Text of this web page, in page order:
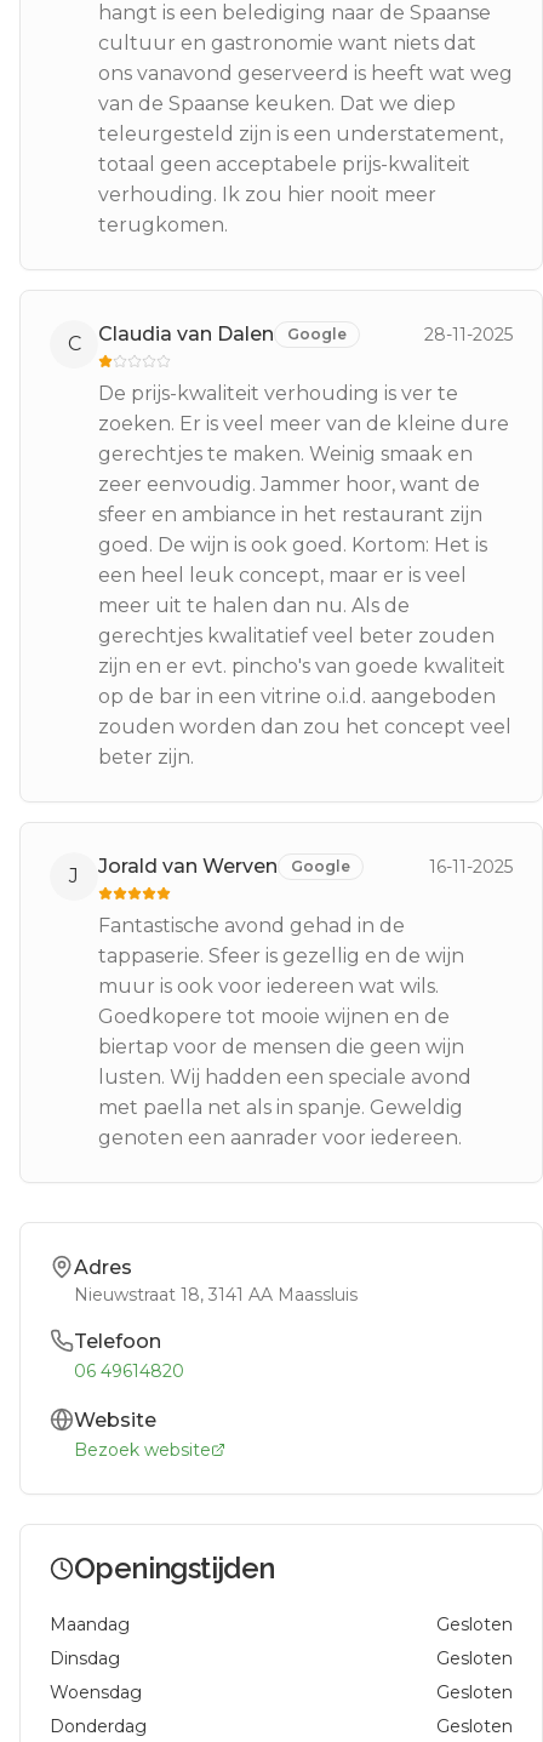
hangt is een belediging naar de Spaanse
cultuur en gastronomie want niets dat
ons vanavond geserveerd is heeft wat weg
van de Spaanse keuken. Dat we diep
teleurgesteld zijn is een understatement,
totaal geen acceptabele prijs-kwaliteit
verhouding. Ik zou hier nooit meer
terugkomen.
C Claudia van Dalen Google 28-11-2025
De prijs-kwaliteit verhouding is ver te
zoeken. Er is veel meer van de kleine dure
gerechtjes te maken. Weinig smaak en
zeer eenvoudig. Jammer hoor, want de
sfeer en ambiance in het restaurant zijn
goed. De wijn is ook goed. Kortom: Het is
een heel leuk concept, maar er is veel
meer uit te halen dan nu. Als de
gerechtjes kwalitatief veel beter zouden
zijn en er evt. pincho's van goede kwaliteit
op de bar in een vitrine o.i.d. aangeboden
zouden worden dan zou het concept veel
beter zijn.
J Jorald van Werven Google 16-11-2025
Fantastische avond gehad in de
tappaserie. Sfeer is gezellig en de wijn
muur is ook voor iedereen wat wils.
Goedkopere tot mooie wijnen en de
biertap voor de mensen die geen wijn
lusten. Wij hadden een speciale avond
met paella net als in spanje. Geweldig
genoten een aanrader voor iedereen.
Adres
Nieuwstraat 18, 3141 AA Maassluis
Telefoon
06 49614820
Website
Bezoek website
Openingstijden
Maandag
Gesloten
Dinsdag
Gesloten
Woensdag
Gesloten
Donderdag
Gesloten